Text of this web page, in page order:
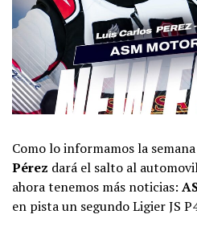
Como lo informamos la semana
Pérez dará el salto al
ahora tenemos más noticias:
en pista un segundo Ligier JS